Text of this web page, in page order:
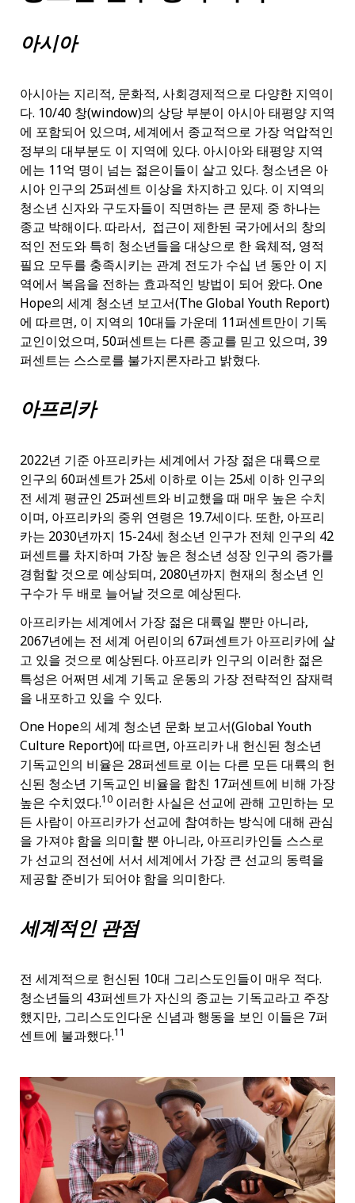
아시아
아시아는 지리적, 문화적, 사회경제적으로 다양한 지역이
다. 10/40 창(window)의 상당 부분이 아시아 태평양 지역
에 포함되어 있으며, 세계에서 종교적으로 가장 억압적인
정부의 대부분도 이 지역에 있다. 아시아와 태평양 지역
에는 11억 명이 넘는 젊은이들이 살고 있다. 청소년은 아
시아 인구의 25퍼센트 이상을 차지하고 있다. 이 지역의
청소년 신자와 구도자들이 직면하는 큰 문제 중 하나는
종교 박해이다. 따라서, 접근이 제한된 국가에서의 창의
적인 전도와 특히 청소년들을 대상으로 한 육체적, 영적
필요 모두를 충족시키는 관계 전도가 수십 년 동안 이 지
역에서 복음을 전하는 효과적인 방법이 되어 왔다. One
Hope의 세계 청소년 보고서(The Global Youth Report)
에 따르면, 이 지역의 10대들 가운데 11퍼센트만이 기독
교인이었으며, 50퍼센트는 다른 종교를 믿고 있으며, 39
퍼센트는 스스로를 불가지론자라고 밝혔다.
아프리카
2022년 기준 아프리카는 세계에서 가장 젊은 대륙으로
인구의 60퍼센트가 25세 이하로 이는 25세 이하 인구의
전 세계 평균인 25퍼센트와 비교했을 때 매우 높은 수치
이며, 아프리카의 중위 연령은 19.7세이다. 또한, 아프리
카는 2030년까지 15-24세 청소년 인구가 전체 인구의 42
퍼센트를 차지하며 가장 높은 청소년 성장 인구의 증가를
경험할 것으로 예상되며, 2080년까지 현재의 청소년 인
구수가 두 배로 늘어날 것으로 예상된다.
아프리카는 세계에서 가장 젊은 대륙일 뿐만 아니라,
2067년에는 전 세계 어린이의 67퍼센트가 아프리카에 살
고 있을 것으로 예상된다. 아프리카 인구의 이러한 젊은
특성은 어쩌면 세계 기독교 운동의 가장 전략적인 잠재력
을 내포하고 있을 수 있다.
One Hope의 세계 청소년 문화 보고서(Global Youth
Culture Report)에 따르면, 아프리카 내 헌신된 청소년
기독교인의 비율은 28퍼센트로 이는 다른 모든 대륙의 헌
신된 청소년 기독교인 비율을 합친 17퍼센트에 비해 가장
높은 수치였다.10 이러한 사실은 선교에 관해 고민하는 모
든 사람이 아프리카가 선교에 참여하는 방식에 대해 관심
을 가져야 함을 의미할 뿐 아니라, 아프리카인들 스스로
가 선교의 전선에 서서 세계에서 가장 큰 선교의 동력을
제공할 준비가 되어야 함을 의미한다.
세계적인 관점
전 세계적으로 헌신된 10대 그리스도인들이 매우 적다.
청소년들의 43퍼센트가 자신의 종교는 기독교라고 주장
했지만, 그리스도인다운 신념과 행동을 보인 이들은 7퍼
센트에 불과했다.11